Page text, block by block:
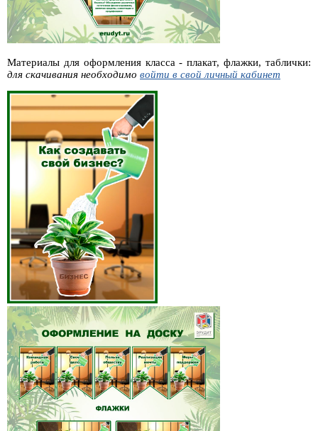
Материалы для оформления класса - плакат, флажки, таблички:
для скачивания необходимо войти в свой личный кабинет